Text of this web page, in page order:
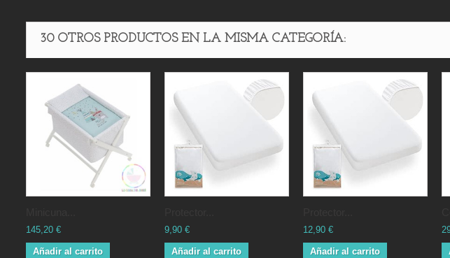
30 OTROS PRODUCTOS EN LA MISMA CATEGORÍA:
145,20 €
Añadir al carrito
9,90 €
Añadir al carrito
12,90 €
Añadir al carrito